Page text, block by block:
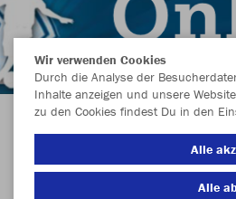
Herzlich Willkommen im
Lache
Wir verwenden Cookies
Durch die Analyse der
Inhalte anzeigen und unsere
zu den Cookies findest Du in den
Alle
Alle